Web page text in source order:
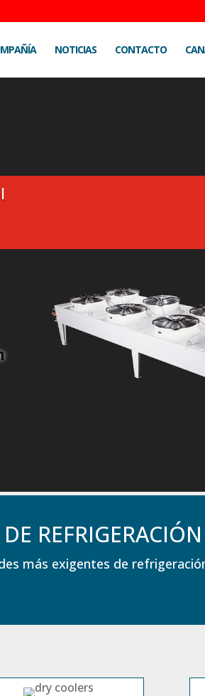
NOTICIAS CONTACTO
más exigentes de